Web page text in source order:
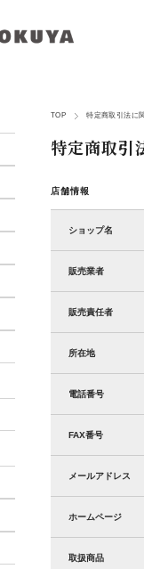
TOP 特定商取引法に
特定商取引
店舗情報
ショップ名
販売業者
販売責任者
所在地
電話番号
FAX番号
メールアドレス
ホームページ
取扱商品